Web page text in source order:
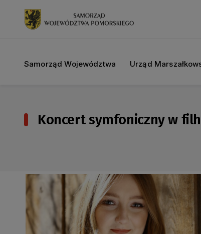
Samorząd Województwa Urząd
Koncert symfoniczny w